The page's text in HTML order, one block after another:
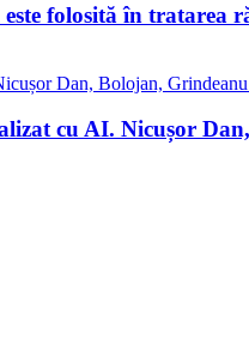
folosită în tratarea
cu AI. Nicușor